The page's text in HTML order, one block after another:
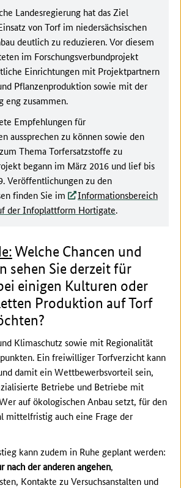
Landesregierung hat das Ziel
von Torf im niedersächsischen
deutlich zu reduzieren. Vor diesem
im Forschungsverbundprojekt
Einrichtungen mit Projektpartnern
Pflanzenproduktion sowie mit der
eng zusammen.
Empfehlungen für
aussprechen zu können sowie den
Thema Torfersatzstoffe zu
begann im März 2016 und lief bis
Veröffentlichungen zu den
finden Sie im
Informationsbereich
der Infoplattform Hortigate.
Welche Chancen und
sehen Sie derzeit für
einigen Kulturen oder
Produktion auf Torf
Klimaschutz sowie mit Regionalität
Ein freiwilliger Torfverzicht kann
damit ein Wettbewerbsvorteil sein,
Betriebe und Betriebe mit
auf ökologischen Anbau setzt, für den
mittelfristig auch eine Frage der
kann zudem in Ruhe geplant werden:
nach der anderen angehen,
Kontakte zu Versuchsanstalten und